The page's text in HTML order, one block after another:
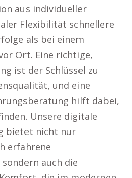
aus individueller
Flexibilität schnellere
als bei einem
Ort. Eine richtige,
ist der Schlüssel zu
und eine
hilft dabei,
Unsere digitale
bietet nicht nur
erfahrene
auch die